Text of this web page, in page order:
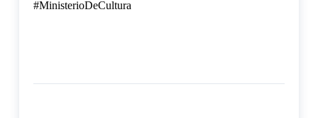
#MinisterioDeCultura